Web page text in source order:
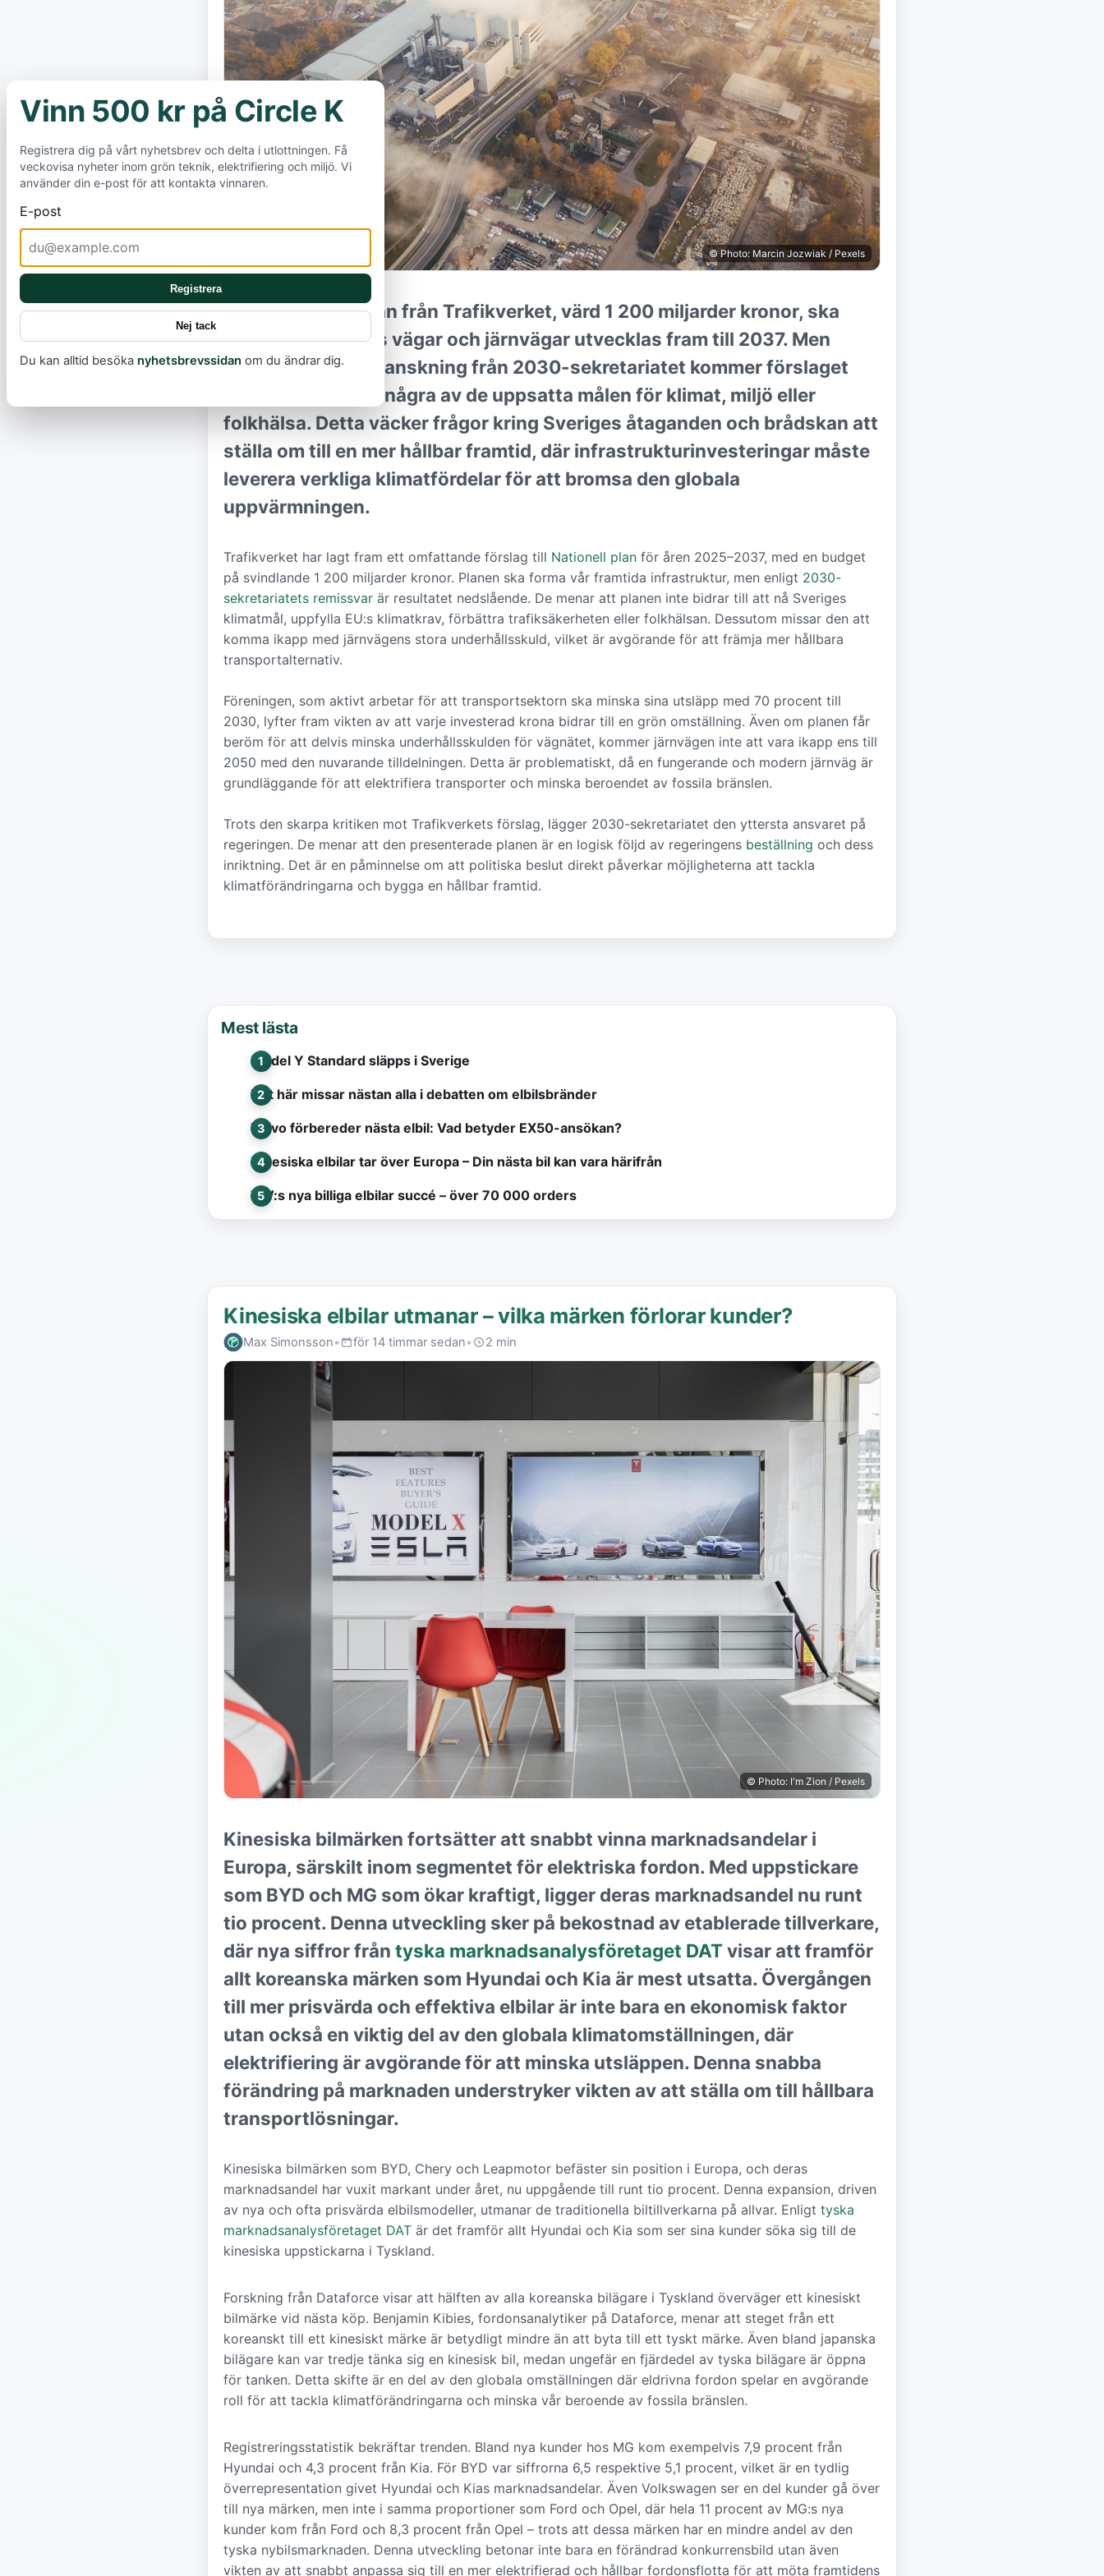
© Photo: Marcin Jozwiak / Pexels
En ny nationell plan från Trafikverket, värd 1 200 miljarder kronor, ska
styra hur Sveriges vägar och järnvägar utvecklas fram till 2037. Men
enligt en kritisk granskning från 2030-sekretariatet kommer förslaget
inte att nå nästan några av de uppsatta målen för klimat, miljö eller
folkhälsa. Detta väcker frågor kring Sveriges åtaganden och brådskan att
ställa om till en mer hållbar framtid, där infrastrukturinvesteringar måste
leverera verkliga klimatfördelar för att bromsa den globala
uppvärmningen.
Trafikverket har lagt fram ett omfattande förslag till Nationell plan för åren 2025–2037, med en budget
på svindlande 1 200 miljarder kronor. Planen ska forma vår framtida infrastruktur, men enligt 2030-
sekretariatets remissvar är resultatet nedslående. De menar att planen inte bidrar till att nå Sveriges
klimatmål, uppfylla EU:s klimatkrav, förbättra trafiksäkerheten eller folkhälsan. Dessutom missar den att
komma ikapp med järnvägens stora underhållsskuld, vilket är avgörande för att främja mer hållbara
transportalternativ.
Föreningen, som aktivt arbetar för att transportsektorn ska minska sina utsläpp med 70 procent till
2030, lyfter fram vikten av att varje investerad krona bidrar till en grön omställning. Även om planen får
beröm för att delvis minska underhållsskulden för vägnätet, kommer järnvägen inte att vara ikapp ens till
2050 med den nuvarande tilldelningen. Detta är problematiskt, då en fungerande och modern järnväg är
grundläggande för att elektrifiera transporter och minska beroendet av fossila bränslen.
Trots den skarpa kritiken mot Trafikverkets förslag, lägger 2030-sekretariatet den yttersta ansvaret på
regeringen. De menar att den presenterade planen är en logisk följd av regeringens beställning och dess
inriktning. Det är en påminnelse om att politiska beslut direkt påverkar möjligheterna att tackla
klimatförändringarna och bygga en hållbar framtid.
Mest lästa
Model Y Standard släpps i Sverige
Det här missar nästan alla i debatten om elbilsbränder
Volvo förbereder nästa elbil: Vad betyder EX50-ansökan?
Kinesiska elbilar tar över Europa – Din nästa bil kan vara härifrån
VW:s nya billiga elbilar succé – över 70 000 orders
Kinesiska elbilar utmanar – vilka märken förlorar kunder?
Max Simonsson• för 14 timmar sedan• 2 min
© Photo: I'm Zion / Pexels
Kinesiska bilmärken fortsätter att snabbt vinna marknadsandelar i
Europa, särskilt inom segmentet för elektriska fordon. Med uppstickare
som BYD och MG som ökar kraftigt, ligger deras marknadsandel nu runt
tio procent. Denna utveckling sker på bekostnad av etablerade tillverkare,
där nya siffror fråntyska marknadsanalysföretaget DATvisar att framför
allt koreanska märken som Hyundai och Kia är mest utsatta. Övergången
till mer prisvärda och effektiva elbilar är inte bara en ekonomisk faktor
utan också en viktig del av den globala klimatomställningen, där
elektrifiering är avgörande för att minska utsläppen. Denna snabba
förändring på marknaden understryker vikten av att ställa om till hållbara
transportlösningar.
Kinesiska bilmärken som BYD, Chery och Leapmotor befäster sin position i Europa, och deras
marknadsandel har vuxit markant under året, nu uppgående till runt tio procent. Denna expansion, driven
av nya och ofta prisvärda elbilsmodeller, utmanar de traditionella biltillverkarna på allvar. Enligttyska
marknadsanalysföretaget DAT är det framför allt Hyundai och Kia som ser sina kunder söka sig till de
kinesiska uppstickarna i Tyskland.
Forskning från Dataforce visar att hälften av alla koreanska bilägare i Tyskland överväger ett kinesiskt
bilmärke vid nästa köp. Benjamin Kibies, fordonsanalytiker på Dataforce, menar att steget från ett
koreanskt till ett kinesiskt märke är betydligt mindre än att byta till ett tyskt märke. Även bland japanska
bilägare kan var tredje tänka sig en kinesisk bil, medan ungefär en fjärdedel av tyska bilägare är öppna
för tanken. Detta skifte är en del av den globala omställningen där eldrivna fordon spelar en avgörande
roll för att tackla klimatförändringarna och minska vår beroende av fossila bränslen.
Registreringsstatistik bekräftar trenden. Bland nya kunder hos MG kom exempelvis 7,9 procent från
Hyundai och 4,3 procent från Kia. För BYD var siffrorna 6,5 respektive 5,1 procent, vilket är en tydlig
överrepresentation givet Hyundai och Kias marknadsandelar. Även Volkswagen ser en del kunder gå över
till nya märken, men inte i samma proportioner som Ford och Opel, där hela 11 procent av MG:s nya
kunder kom från Ford och 8,3 procent från Opel – trots att dessa märken har en mindre andel av den
tyska nybilsmarknaden. Denna utveckling betonar inte bara en förändrad konkurrensbild utan även
vikten av att snabbt anpassa sig till en mer elektrifierad och hållbar fordonsflotta för att möta framtidens
Vinn 500 kr på Circle K
Registrera dig på vårt nyhetsbrev och delta i utlottningen. Få
veckovisa nyheter inom grön teknik, elektrifiering och miljö. Vi
använder din e-post för att kontakta vinnaren.
E-post
Registrera
Nej tack
Du kan alltid besöka nyhetsbrevssidan om du ändrar dig.